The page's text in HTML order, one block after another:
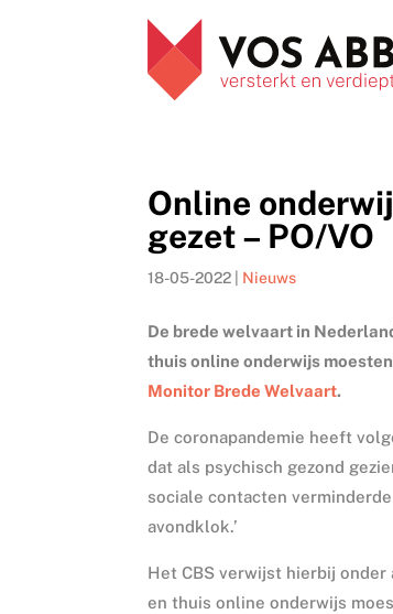
Online
gezet – PO/VO
18-05-2022 Nieuws
De brede welvaart in
thuis online onderwijs
Monitor Brede Welvaart.
De coronapandemie heeft
dat als psychisch gezond
sociale contacten
avondklok.’
Het CBS verwijst hierbij
en thuis online onderwijs